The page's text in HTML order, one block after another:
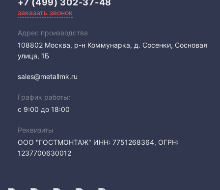
+7 (499) 302-37-48
заказать звонок
Адрес производства
108802​ Москва, р-н Коммунарка, д. Сосенки, Сосновая
улица, 1Б
sales@metallmk.ru
График работы:
с 9:00 до 18:00
Реквизиты
ООО "ГОСТМОНТАЖ" ИНН: 7751268364, ОГРН:
1237700630012